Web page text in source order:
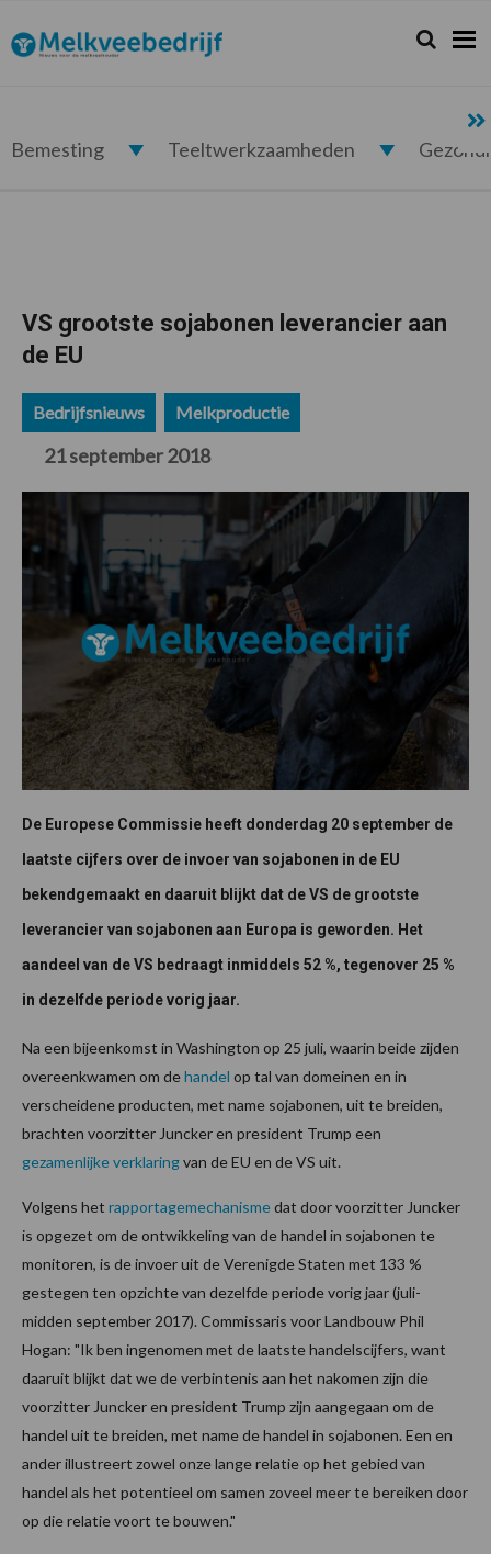
de
hoofdnavigatie
de
hoofd
de
eerste
de
voettekst
Melkveebedrijf.nl Zoeken...
Zoek
Bemesting Teeltwerkzaamheden
VS grootste sojabonen leverancier aan
de EU
Bedrijfsnieuws Melkproductie
21 september 2018
De Europese Commissie heeft donderdag 20 september de
laatste cijfers over de invoer van sojabonen in de EU
bekendgemaakt en daaruit blijkt dat de VS de grootste
leverancier van sojabonen aan Europa is geworden. Het
aandeel van de VS bedraagt inmiddels 52 %, tegenover 25 %
in dezelfde periode vorig jaar.
Na een bijeenkomst in Washington op 25 juli, waarin beide zijden
overeenkwamen om dehandel op tal van domeinen en in
verscheidene producten, met name sojabonen, uit te breiden,
brachten voorzitter Juncker en president Trump een
gezamenlijke verklaringvan de EU en de VS uit.
Volgens het rapportagemechanismedat door voorzitter Juncker
is opgezet om de ontwikkeling van de handel in sojabonen te
monitoren, is de invoer uit de Verenigde Staten met 133 %
gestegen ten opzichte van dezelfde periode vorig jaar (juli-
midden september 2017). Commissaris voor Landbouw Phil
Hogan: "Ik ben ingenomen met de laatste handelscijfers, want
daaruit blijkt dat we de verbintenis aan het nakomen zijn die
voorzitter Juncker en president Trump zijn aangegaan om de
handel uit te breiden, met name de handel in sojabonen. Een en
ander illustreert zowel onze lange relatie op het gebied van
handel als het potentieel om samen zoveel meer te bereiken door
op die relatie voort te bouwen."